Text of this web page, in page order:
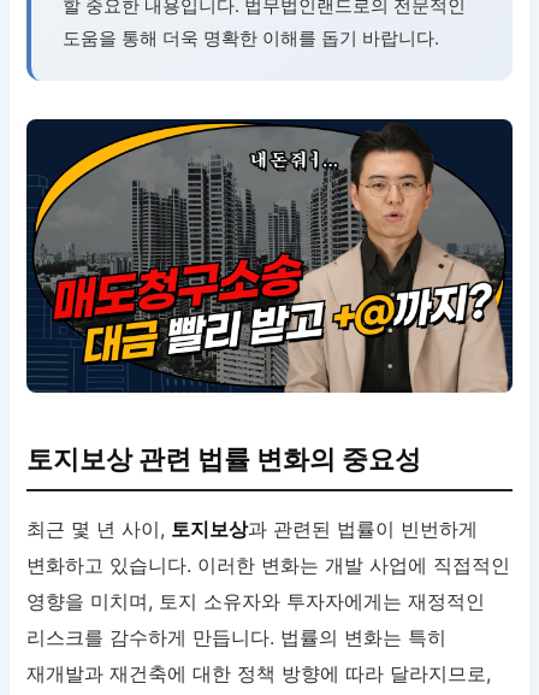
할 중요한 내용입니다. 법무법인랜드로의 전문적인
도움을 통해 더욱 명확한 이해를 돕기 바랍니다.
토지보상 관련 법률 변화의 중요성
최근 몇 년 사이, 토지보상과 관련된 법률이 빈번하게
변화하고 있습니다. 이러한 변화는 개발 사업에 직접적인
영향을 미치며, 토지 소유자와 투자자에게는 재정적인
리스크를 감수하게 만듭니다. 법률의 변화는 특히
재개발과 재건축에 대한 정책 방향에 따라 달라지므로,